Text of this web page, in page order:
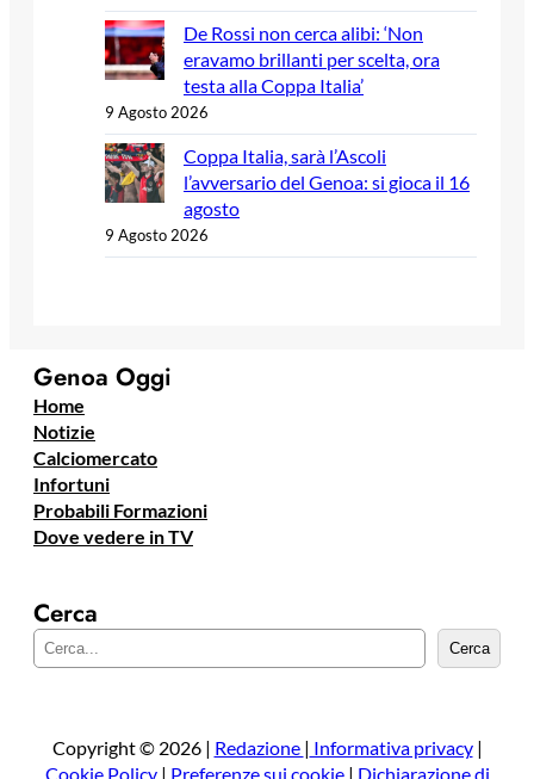
De Rossi non cerca alibi: ‘Non
eravamo brillanti per scelta, ora
testa alla Coppa Italia’
9 Agosto 2026
Coppa Italia, sarà l’Ascoli
l’avversario del Genoa: si gioca il 16
agosto
9 Agosto 2026
Genoa Oggi
Home
Notizie
Calciomercato
Infortuni
Probabili Formazioni
Dove vedere in TV
Cerca
e
a
Cerca
Copyright © 2026 | Redazione | Informativa privacy|
Cookie Policy| Preferenze sui cookie| Dichiarazione di